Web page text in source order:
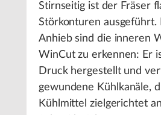
Stirnseitig ist der Fräser
Störkonturen ausgeführt.
Anhieb sind die inneren
WinCut zu erkennen: Er
Druck hergestellt und
gewundene Kühlkanäle,
Kühlmittel zielgerichtet